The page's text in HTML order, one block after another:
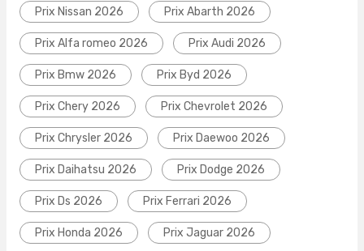
Prix Nissan 2026 Prix Abarth 2026
Prix Alfa romeo 2026 Prix Audi 2026
Prix Bmw 2026 Prix Byd 2026
Prix Chery 2026 Prix Chevrolet 2026
Prix Chrysler 2026 Prix Daewoo 2026
Prix Daihatsu 2026 Prix Dodge 2026
Prix Ds 2026 Prix Ferrari 2026
Prix Honda 2026 Prix Jaguar 2026